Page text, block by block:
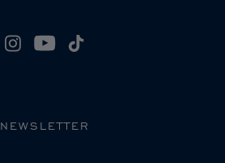
NEWSLETTER